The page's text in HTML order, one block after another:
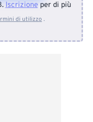
Iscrizioneper di più
di utilizzo .